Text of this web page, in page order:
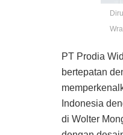
PT Prodia
bertepatan
Indonesia
di Wolter